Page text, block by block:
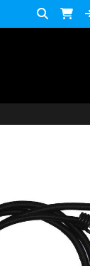
ACCESORIOS
para
Accesorios y